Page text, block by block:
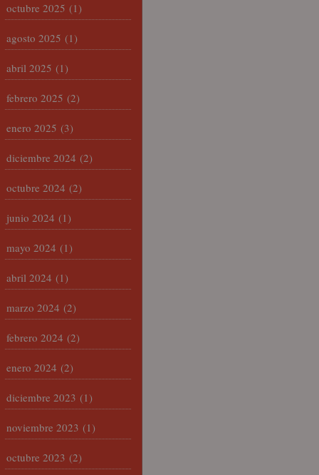
octubre 2025 (1)
agosto 2025 (1)
abril 2025 (1)
febrero 2025 (2)
enero 2025 (3)
diciembre 2024 (2)
octubre 2024 (2)
junio 2024 (1)
mayo 2024 (1)
abril 2024 (1)
marzo 2024 (2)
febrero 2024 (2)
enero 2024 (2)
diciembre 2023 (1)
noviembre 2023 (1)
octubre 2023 (2)